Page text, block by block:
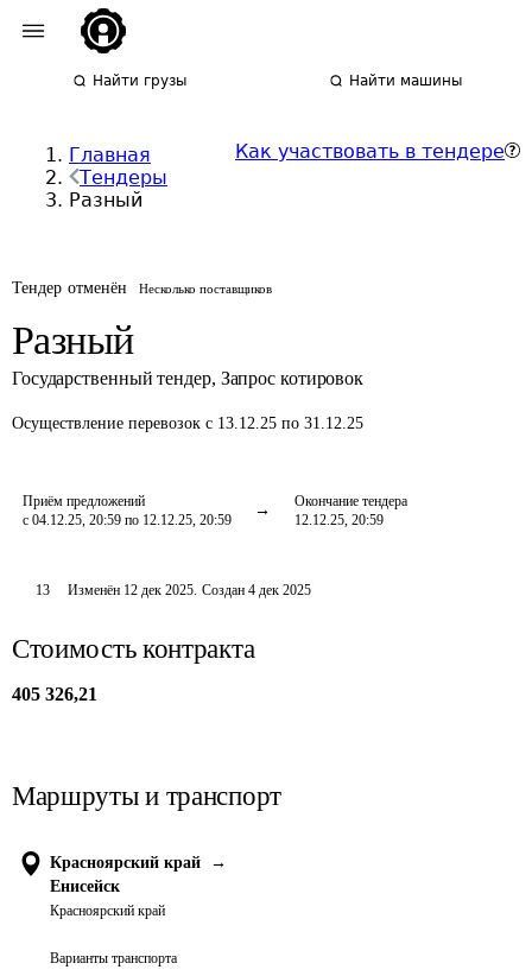
Найти грузы Найти машины
Главная
Тендеры
Разный
Как участвовать в тендере
Тендер отменён Несколько поставщиков
Разный
Государственный тендер, Запрос котировок
Осуществление перевозок с 13.12.25 по 31.12.25
Приём предложений
с 04.12.25, 20:59 по 12.12.25, 20:59
Окончание тендера
12.12.25, 20:59
13 Изменён 12 дек 2025. Создан 4 дек 2025
Стоимость контракта
405 326,21
Маршруты и транспорт
Красноярский край
→
Енисейск
Красноярский край
Варианты транспорта